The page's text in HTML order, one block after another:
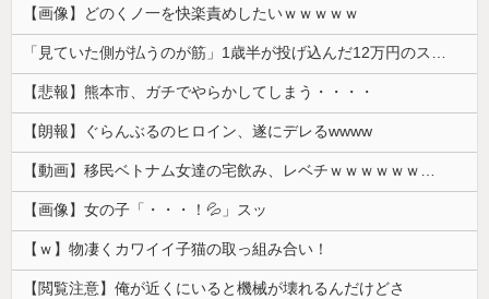
【画像】どのくノ一を快楽責めしたいｗｗｗｗｗ
「見ていた側が払うのが筋」1歳半が投げ込んだ12万円のスマホ、半額提示した母親は冷たい？
【悲報】熊本市、ガチでやらかしてしまう・・・・
【朗報】ぐらんぶるのヒロイン、遂にデレるwwww
【動画】移民ベトナム女達の宅飲み、レベチｗｗｗｗｗｗｗｗｗｗｗｗｗｗｗｗｗｗｗｗｗｗｗｗ
【画像】女の子「・・・！💦」スッ
【ｗ】物凄くカワイイ子猫の取っ組み合い！
【閲覧注意】俺が近くにいると機械が壊れるんだけどさ